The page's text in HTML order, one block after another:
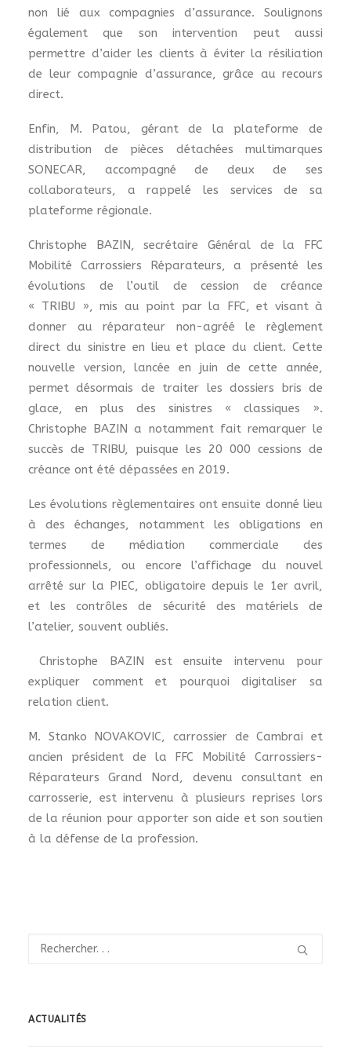
non lié aux compagnies d’assurance. Soulignons
également que son intervention peut aussi
permettre d’aider les clients à éviter la résiliation
de leur compagnie d’assurance, grâce au recours
direct.
Enfin, M. Patou, gérant de la plateforme de
distribution de pièces détachées multimarques
SONECAR, accompagné de deux de ses
collaborateurs, a rappelé les services de sa
plateforme régionale.
Christophe BAZIN, secrétaire Général de la FFC
Mobilité Carrossiers Réparateurs, a présenté les
évolutions de l’outil de cession de créance
« TRIBU », mis au point par la FFC, et visant à
donner au réparateur non-agréé le règlement
direct du sinistre en lieu et place du client. Cette
nouvelle version, lancée en juin de cette année,
permet désormais de traiter les dossiers bris de
glace, en plus des sinistres « classiques ».
Christophe BAZIN a notamment fait remarquer le
succès de TRIBU, puisque les 20 000 cessions de
créance ont été dépassées en 2019.
Les évolutions règlementaires ont ensuite donné lieu
à des échanges, notamment les obligations en
termes de médiation commerciale des
professionnels, ou encore l’affichage du nouvel
arrêté sur la PIEC, obligatoire depuis le 1er avril,
et les contrôles de sécurité des matériels de
l’atelier, souvent oubliés.
Christophe BAZIN est ensuite intervenu pour
expliquer comment et pourquoi digitaliser sa
relation client.
M. Stanko NOVAKOVIC, carrossier de Cambrai et
ancien président de la FFC Mobilité Carrossiers-
Réparateurs Grand Nord, devenu consultant en
carrosserie, est intervenu à plusieurs reprises lors
de la réunion pour apporter son aide et son soutien
à la défense de la profession.
ACTUALITÉS